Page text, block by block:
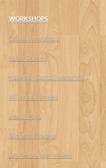
WORKSHOPS
Cocktailworkshop
Salsa Dansen
Naughty Cocktailworkshop
Wijnglas Pimpen
Beach Yoga
Slippers Pimpen
Dromenvanger Maken